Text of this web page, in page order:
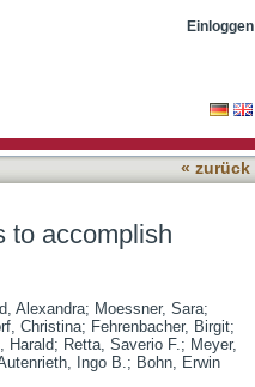
toxin injection into
Einloggen
« zurück
to accomplish
Alexandra; Moessner, Sara;
Christina; Fehrenbacher, Birgit;
Harald; Retta, Saverio F.; Meyer,
Ingo B.; Bohn, Erwin